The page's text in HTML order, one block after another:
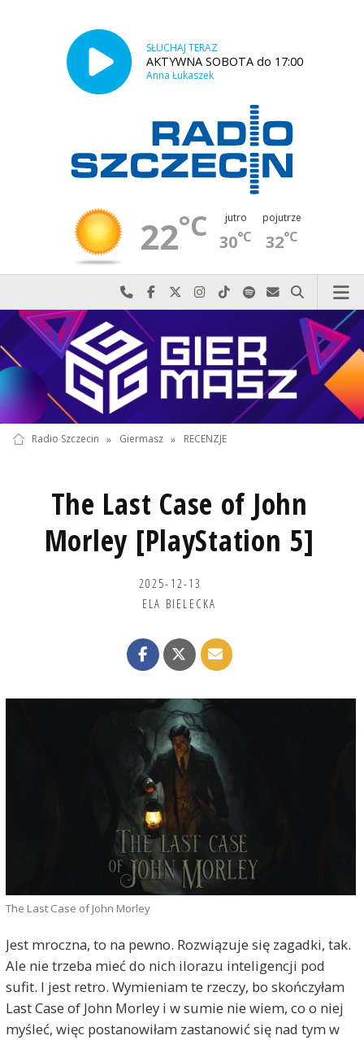
SŁUCHAJ TERAZ
AKTYWNA SOBOTA do 17:00
Anna Łukaszek
22°C jutro
30°C
pojutrze
32°C
Najlepiej po prostu do nas zadzwoń
Odwiedź nas na Facebook-u
Odwiedź nas na X
Odwiedź nas na Instagram-ie
Odwiedź nas na TikTok-u
Szukaj nas na Spotify
Wyślij do nas
Szukaj
Radio Szczecin » Giermasz » RECENZJE
The Last Case of John
Morley [PlayStation 5]
2025-12-13
ELA BIELECKA
The Last Case of John Morley
Jest mroczna, to na pewno. Rozwiązuje się zagadki, tak.
Ale nie trzeba mieć do nich ilorazu inteligencji pod
sufit. I jest retro. Wymieniam te rzeczy, bo skończyłam
Last Case of John Morley i w sumie nie wiem, co o niej
myśleć, więc postanowiłam zastanowić się nad tym w